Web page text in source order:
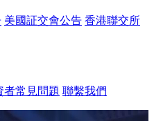
美國証交會公告 香港聯交所
者常見問題 聯繫我們